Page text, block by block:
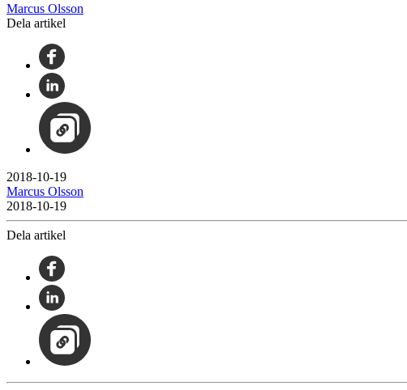
Marcus Olsson
Dela artikel
2018-10-19
Marcus Olsson
2018-10-19
Dela artikel